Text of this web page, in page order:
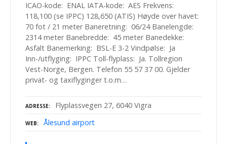
ICAO-kode: ENAL IATA-kode: AES Frekvens:
118,100 (se IPPC) 128,650 (ATIS) Høyde over havet:
70 fot / 21 meter Baneretning: 06/24 Banelengde:
2314 meter Banebredde: 45 meter Banedekke:
Asfalt Banemerking: BSL-E 3-2 Vindpølse: Ja
Inn-/utflyging: IPPC Toll-flyplass: Ja. Tollregion
Vest-Norge, Bergen. Telefon 55 57 37 00. Gjelder
privat- og taxiflyginger t.o.m…
ADRESSE Flyplassvegen 27, 6040 Vigra
WEB Ålesund airport